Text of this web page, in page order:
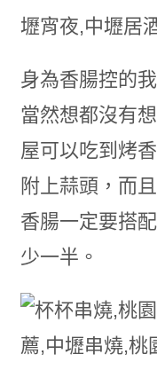
身為香腸控的
當然想都沒有
屋可以吃到烤
附上蒜頭，而
香腸一定要搭
少一半。